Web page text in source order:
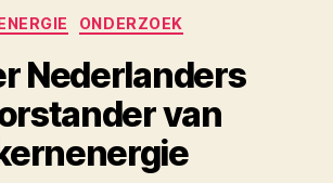
Categorieën
ONDERZOEK
Nederlanders
van